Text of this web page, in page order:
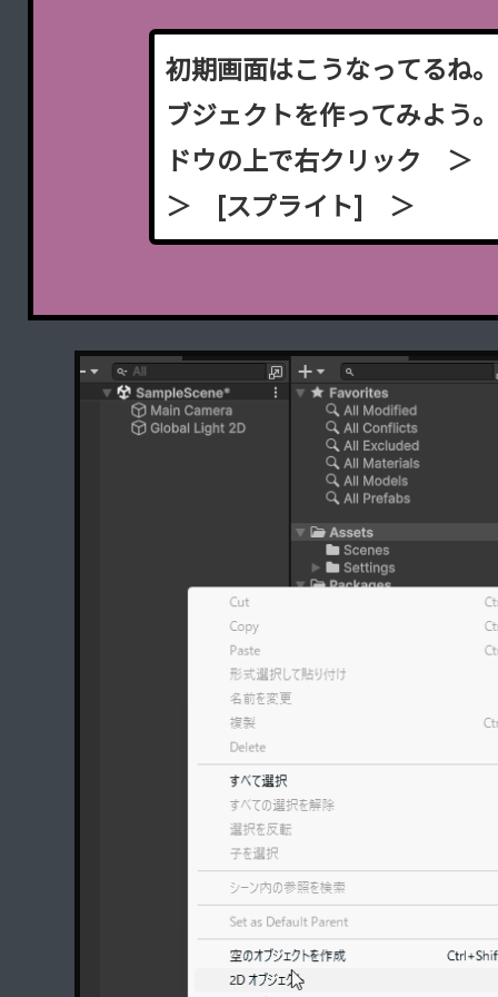
初期画面はこうなってるね。
ブジェク トを作ってみよう。
ドウの上で右ク リ ック
＞
＞
[スプライ ト] ＞